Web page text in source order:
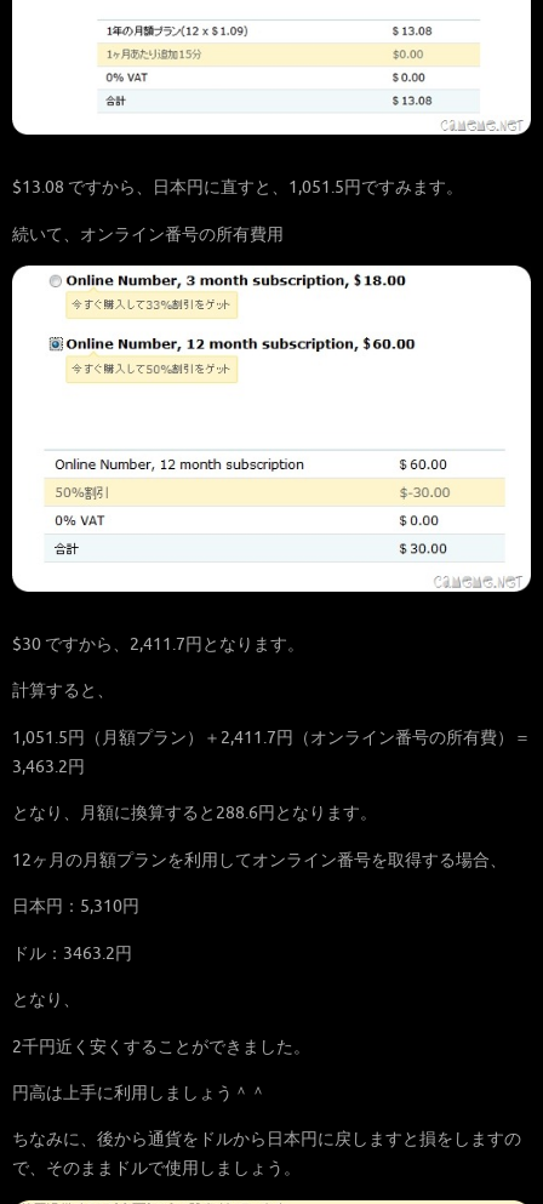
$13.08 ですから、日本円に直すと、1,051.5円ですみます。
続いて、オンライン番号の所有費用
$30 ですから、2,411.7円となります。
計算すると、
1,051.5円（月額プラン）＋2,411.7円（オンライン番号の所有費）＝
3,463.2円
となり、月額に換算すると288.6円となります。
12ヶ月の月額プランを利用してオンライン番号を取得する場合、
日本円：5,310円
ドル：3463.2円
となり、
2千円近く安くすることができました。
円高は上手に利用しましょう＾＾
ちなみに、後から通貨をドルから日本円に戻しますと損をしますの
で、そのままドルで使用しましょう。